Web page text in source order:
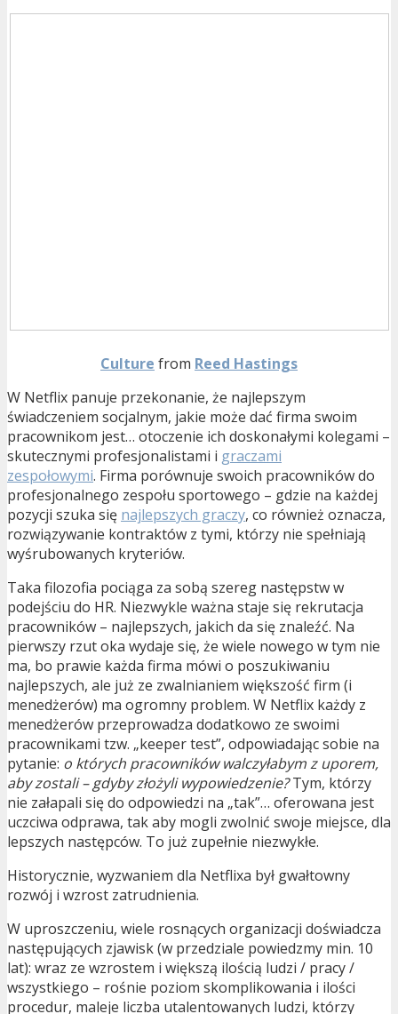
Culture from Reed Hastings
W Netflix panuje przekonanie, że najlepszym
świadczeniem socjalnym, jakie może dać firma swoim
pracownikom jest… otoczenie ich doskonałymi kolegami –
skutecznymi profesjonalistami i graczami
zespołowymi. Firma porównuje swoich pracowników do
profesjonalnego zespołu sportowego – gdzie na każdej
pozycji szuka się najlepszych graczy, co również oznacza,
rozwiązywanie kontraktów z tymi, którzy nie spełniają
wyśrubowanych kryteriów.
Taka filozofia pociąga za sobą szereg następstw w
podejściu do HR. Niezwykle ważna staje się rekrutacja
pracowników – najlepszych, jakich da się znaleźć. Na
pierwszy rzut oka wydaje się, że wiele nowego w tym nie
ma, bo prawie każda firma mówi o poszukiwaniu
najlepszych, ale już ze zwalnianiem większość firm (i
menedżerów) ma ogromny problem. W Netflix każdy z
menedżerów przeprowadza dodatkowo ze swoimi
pracownikami tzw. „keeper test”, odpowiadając sobie na
pytanie: o których pracowników walczyłabym z uporem,
aby zostali – gdyby złożyli wypowiedzenie?Tym, którzy
nie załapali się do odpowiedzi na „tak”… oferowana jest
uczciwa odprawa, tak aby mogli zwolnić swoje miejsce, dla
lepszych następców. To już zupełnie niezwykłe.
Historycznie, wyzwaniem dla Netflixa był gwałtowny
rozwój i wzrost zatrudnienia.
W uproszczeniu, wiele rosnących organizacji doświadcza
następujących zjawisk (w przedziale powiedzmy min. 10
lat): wraz ze wzrostem i większą ilością ludzi / pracy /
wszystkiego – rośnie poziom skomplikowania i ilości
procedur, maleje liczba utalentowanych ludzi, którzy